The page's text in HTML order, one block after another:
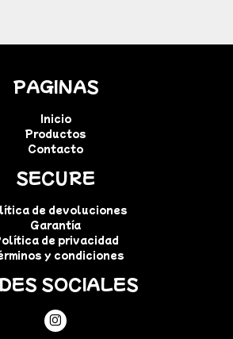
PAGINAS
Inicio
Productos
Contacto
SECURE
de devoluciones
Garantía
de privacidad
y condiciones
SOCIALES